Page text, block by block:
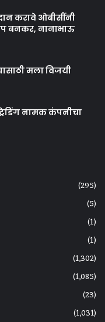
करावे ओबीसींनी
बनकर, नानाभाऊ
मला विजयी
ट्रेडिंग नामक कंपनीचा
(295)
(5)
(1)
(1)
(1,302)
(1,085)
(23)
(1,031)